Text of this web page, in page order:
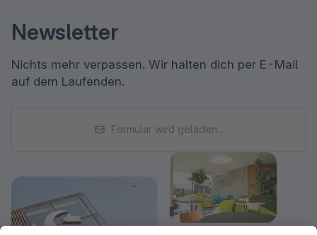
Newsletter
Nichts mehr verpassen. Wir halten dich per E-Mail
auf dem Laufenden.
Formular wird geladen...